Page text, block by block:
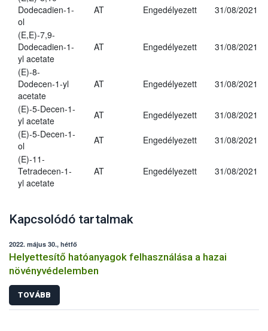
Dodecadien-1-
ol
AT Engedélyezett 31/08/2021
(E,E)-7,9-
Dodecadien-1-
yl acetate
AT Engedélyezett 31/08/2021
(E)-8-
Dodecen-1-yl
acetate
AT Engedélyezett 31/08/2021
(E)-5-Decen-1-
yl acetate
AT Engedélyezett
31/08/2021
(E)-5-Decen-1-
ol
AT Engedélyezett
31/08/2021
(E)-11-
Tetradecen-1-
yl acetate
AT Engedélyezett 31/08/2021
Kapcsolódó tartalmak
2022. május 30., hétfő
Helyettesítő hatóanyagok felhasználása a hazai
növényvédelemben
TOVÁBB